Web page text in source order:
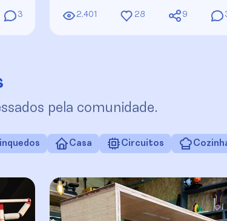
3 2.401 28 9
pela comunidade.
Casa Circuitos